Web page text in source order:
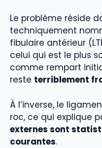
Le problème réside
techniquement
fibulaire antérieur
celui qui est le plus
comme rempart
reste terriblement
À l’inverse, le
roc, ce qui explique
externes sont
courantes.